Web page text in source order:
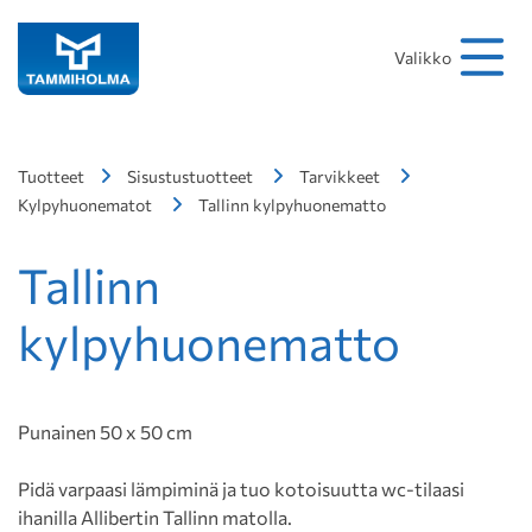
Valikko
Tuotteet Sisustustuotteet
Tarvikkeet
Kylpyhuonematot
Tallinn kylpyhuonematto
Tallinn
kylpyhuonematto
Punainen 50 x 50 cm
Pidä varpaasi lämpiminä ja tuo kotoisuutta wc-tilaasi
ihanilla Allibertin Tallinn matolla.